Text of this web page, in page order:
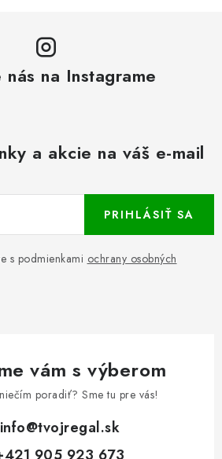
nás na Instagrame
a akcie na váš e-mail
s podmienkami ochrany osobných
PRIHLÁSIŤ SA
vám s výberom
poradiť? Sme tu pre vás!
info@tvojregal.sk